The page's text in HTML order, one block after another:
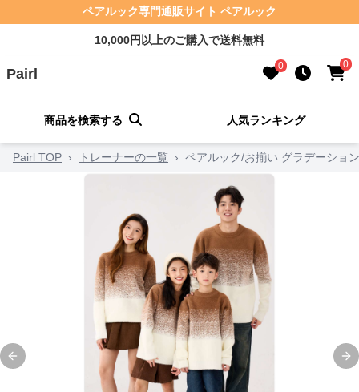
ペアルック専門通販サイト ペアルック
10,000円以上のご購入で送料無料
Pairl 0 0
商品を検索する 人気ランキング
Pairl TOP › トレーナーの一覧 › ペアルック/お揃い グラデーショ
Previous slide